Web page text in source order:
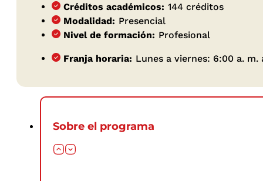
Créditos académicos: 144 créditos
Modalidad: Presencial
Nivel de formación: Profesional
Franja horaria: Lunes a viernes: 6:00 a. m.
Sobre el programa